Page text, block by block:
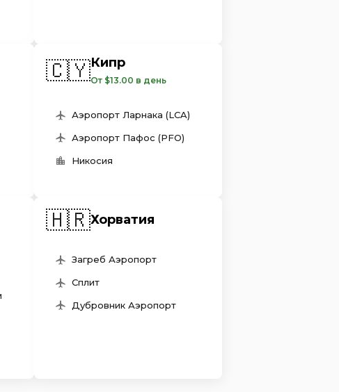
🇨🇾Кипр
От $13.00 в день
Аэропорт Ларнака (LCA)
Аэропорт Пафос (PFO)
Никосия
🇭🇷Хорватия
Загреб Аэропорт
Сплит
Дубровник Аэропорт